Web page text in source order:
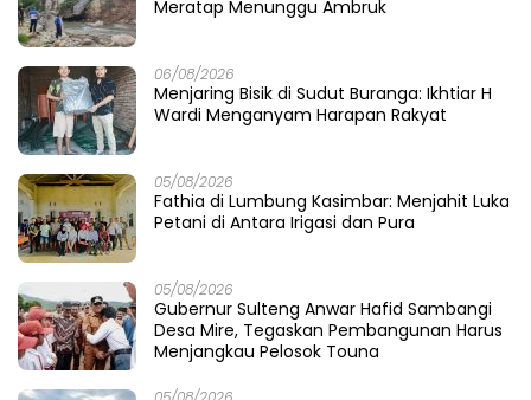
Meratap Menunggu Ambruk
06/08/2026
Menjaring Bisik di Sudut Buranga: Ikhtiar H
Wardi Menganyam Harapan Rakyat
05/08/2026
Fathia di Lumbung Kasimbar: Menjahit Luka
Petani di Antara Irigasi dan Pura
05/08/2026
Gubernur Sulteng Anwar Hafid Sambangi
Desa Mire, Tegaskan Pembangunan Harus
Menjangkau Pelosok Touna